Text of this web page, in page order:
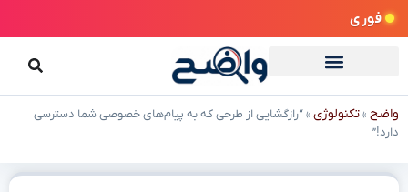
فوری
واضح »تکنولوژی »“رازگشایی از طرحی که به پیام‌های خصوصی شما دسترسی
دارد!”